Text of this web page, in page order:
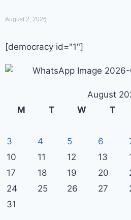
August 2, 2026
[democracy id="1"]
August
M
T W T
3
4 5 6
10
11 12 13
17
18 19 20
24
25 26 27
31